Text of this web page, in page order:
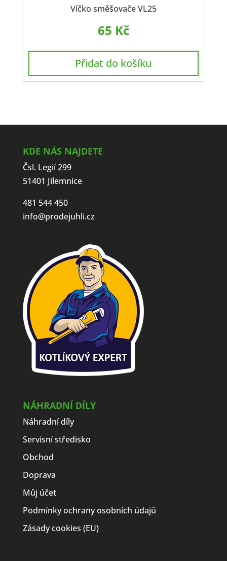
Víčko směšovače VL25
65 Kč
Přidat do košíku
KDE NÁS NAJDETE
Čsl. Legií 299
51401 Jilemnice
481 544 450
info@prodejuhli.cz
NÁHRADNÍ DÍLY
Náhradní díly
Servisní středisko
Obchod
Doprava
Můj účet
Podmínky ochrany osobních údajů
Zásady cookies (EU)